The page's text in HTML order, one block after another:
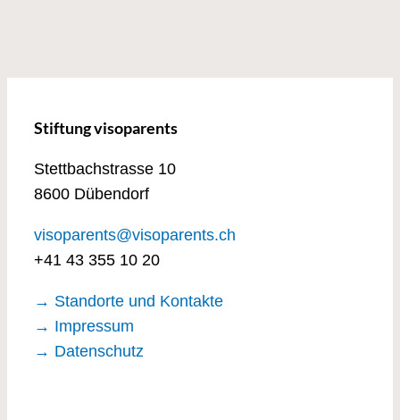
Stiftung visoparents
Stettbachstrasse 10
8600 Dübendorf
visoparents@visoparents.ch
+41 43 355 10 20
→ Standorte und Kontakte
→ Impressum
→ Datenschutz